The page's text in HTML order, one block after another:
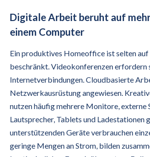
Digitale Arbeit beruht auf
einem Computer
Ein produktives Homeoffice ist selten auf
beschränkt. Videokonferenzen erfordern
Internetverbindungen. Cloudbasierte
Netzwerkausrüstung angewiesen.
nutzen häufig mehrere Monitore, externe
Lautsprecher, Tablets und Ladestationen
unterstützenden Geräte verbrauchen
geringe Mengen an Strom, bilden